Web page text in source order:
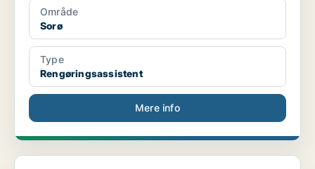
Område
Sorø
Type
Rengøringsassistent
Mere info
[xxxxx] søger medarbejder, til den private hjemmeh...